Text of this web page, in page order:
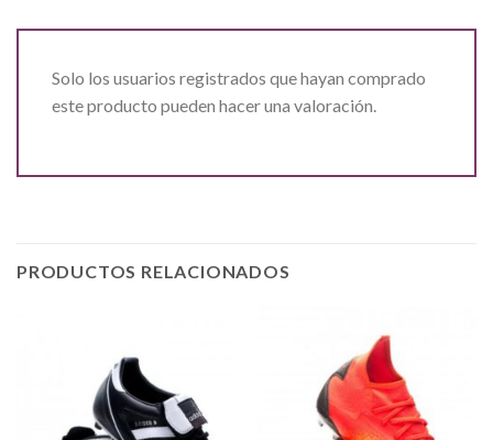
Solo los usuarios registrados que hayan comprado
este producto pueden hacer una valoración.
PRODUCTOS RELACIONADOS